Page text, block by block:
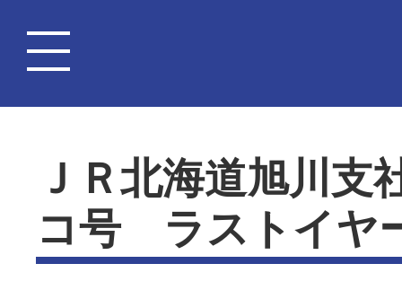
ＪＲ北海道旭川
コ号 ラストイヤ